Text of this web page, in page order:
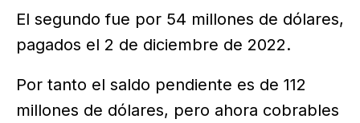
El segundo fue por 54 millones de dólares,
pagados el 2 de diciembre de 2022.
Por tanto el saldo pendiente es de 112
millones de dólares, pero ahora cobrables